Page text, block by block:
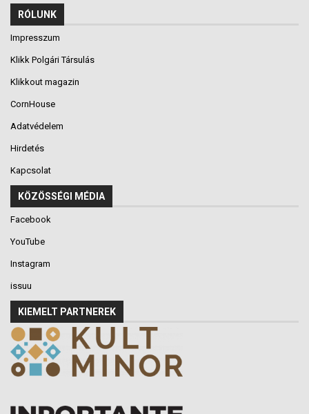
RÓLUNK
Impresszum
Klikk Polgári Társulás
Klikkout magazin
CornHouse
Adatvédelem
Hirdetés
Kapcsolat
KÖZÖSSÉGI MÉDIA
Facebook
YouTube
Instagram
issuu
KIEMELT PARTNEREK